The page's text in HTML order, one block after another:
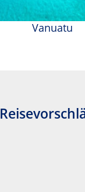
Vanuatu